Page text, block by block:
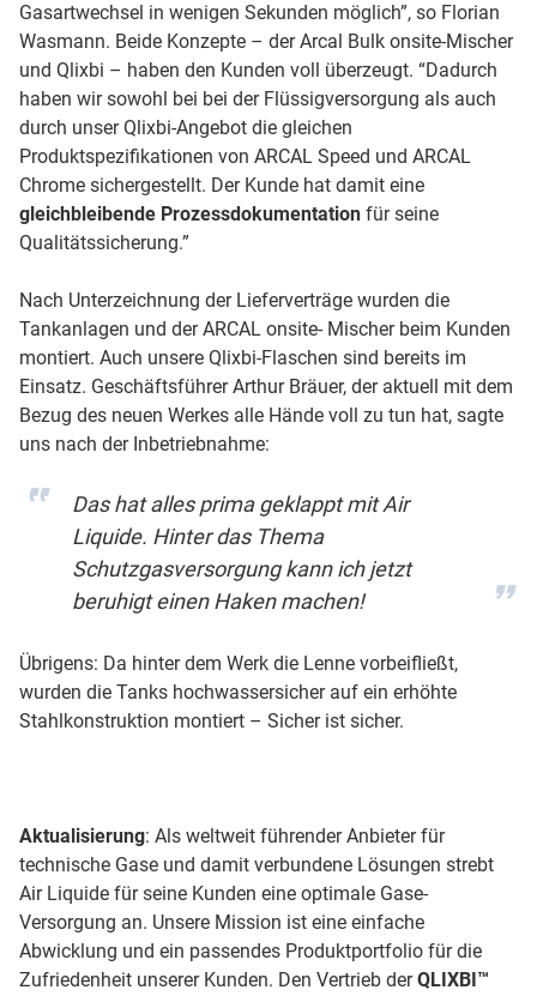
Gasartwechsel in wenigen Sekunden möglich”, so Florian
Wasmann. Beide Konzepte – der Arcal Bulk onsite-Mischer
und Qlixbi – haben den Kunden voll überzeugt. “Dadurch
haben wir sowohl bei bei der Flüssigversorgung als auch
durch unser Qlixbi-Angebot die gleichen
Produktspezifikationen von ARCAL Speed und ARCAL
Chrome sichergestellt. Der Kunde hat damit eine
gleichbleibende Prozessdokumentation für seine
Qualitätssicherung.”
Nach Unterzeichnung der Lieferverträge wurden die
Tankanlagen und der ARCAL onsite- Mischer beim Kunden
montiert. Auch unsere Qlixbi-Flaschen sind bereits im
Einsatz. Geschäftsführer Arthur Bräuer, der aktuell mit dem
Bezug des neuen Werkes alle Hände voll zu tun hat, sagte
uns nach der Inbetriebnahme:
Das hat alles prima geklappt mit Air
Liquide. Hinter das Thema
Schutzgasversorgung kann ich jetzt
beruhigt einen Haken machen!
Übrigens: Da hinter dem Werk die Lenne vorbeifließt,
wurden die Tanks hochwassersicher auf ein erhöhte
Stahlkonstruktion montiert – Sicher ist sicher.
Aktualisierung: Als weltweit führender Anbieter für
technische Gase und damit verbundene Lösungen strebt
Air Liquide für seine Kunden eine optimale Gase-
Versorgung an. Unsere Mission ist eine einfache
Abwicklung und ein passendes Produktportfolio für die
Zufriedenheit unserer Kunden. Den Vertrieb derQLIXBI™